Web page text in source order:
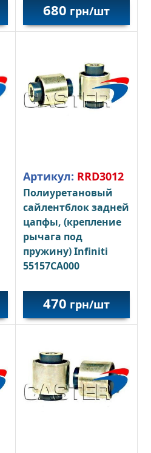
680 грн/шт
Артикул: RRD3012
Полиуретановый
сайлентблок задней
цапфы, (крепление
рычага под
пружину) Infiniti
55157CA000
470 грн/шт